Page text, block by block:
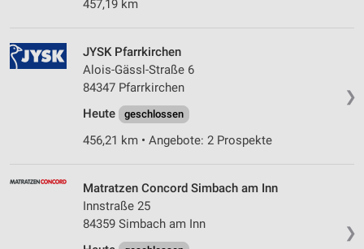
457,19 km
❯
JYSK Pfarrkirchen
Alois-Gässl-Straße 6
84347 Pfarrkirchen
Heute
geschlossen
456,21 km • Angebote: 2 Prospekte
❯
Matratzen Concord Simbach am Inn
Innstraße 25
84359 Simbach am Inn